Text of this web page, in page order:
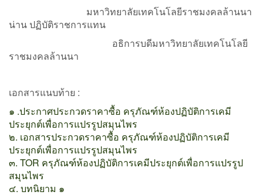
มหาวิทยาลัยเทคโนโลยีราชมงคลล้านนา
น่าน ปฏิบัติราชการแทน
อธิการบดีมหาวิทยาลัยเทคโนโลยี
ราชมงคลล้านนา
เอกสารแนบท้าย :
๑ .ประกาศประกวดราคาซื้อ ครุภัณฑ์ห้องปฏิบัติการเคมี
ประยุกต์เพื่อการแปรรูปสมุนไพร
๒. เอกสารประกวดราคาซื้อ ครุภัณฑ์ห้องปฏิบัติการเคมี
ประยุกต์เพื่อการแปรรูปสมุนไพร
๓. TOR ครุภัณฑ์ห้องปฏิบัติการเคมีประยุกต์เพื่อการแปรรูป
สมุนไพร
๔. บทนิยาม ๑